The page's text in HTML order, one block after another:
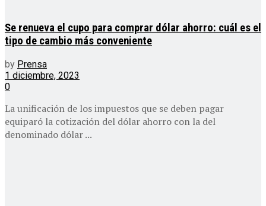
Se renueva el cupo para comprar dólar ahorro: cuál es el
tipo de cambio más conveniente
by Prensa
1 diciembre, 2023
0
La unificación de los impuestos que se deben pagar
equiparó la cotización del dólar ahorro con la del
denominado dólar ...